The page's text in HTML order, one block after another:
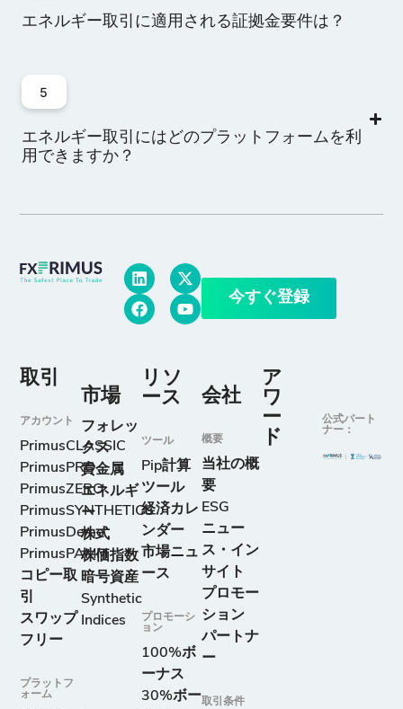
エネルギー取引に適用される証拠金要件は？
5
エネルギー取引にはどのプラットフォームを利
用できますか？
今すぐ登録
取引
アカウント
PrimusCLASSIC
PrimusPRO
PrimusZERO
PrimusSYNTHETICS
PrimusDemo
PrimusPAMM
コピー取
引
スワップ
フリー
プラットフ
ォーム
市場
フォレッ
クス
貴金属
エネルギ
ー
株式
株価指数
暗号資産
Synthetic
Indices
リソ
ース
ツール
Pip計算
ツール
経済カレ
ンダー
市場ニュ
ース
プロモーシ
ョン
100%ボ
ーナス
30%ボー
会社
概要
当社の概
要
ESG
ニュー
ス・イン
サイト
プロモー
ション
パートナ
ー
取引条件
ア
ワ
ー
ド
公式パート
ナー：